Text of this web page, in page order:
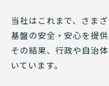
当社はこれまで、さま
基盤の安全・安心を提供
その結果、行政や自治
いています。